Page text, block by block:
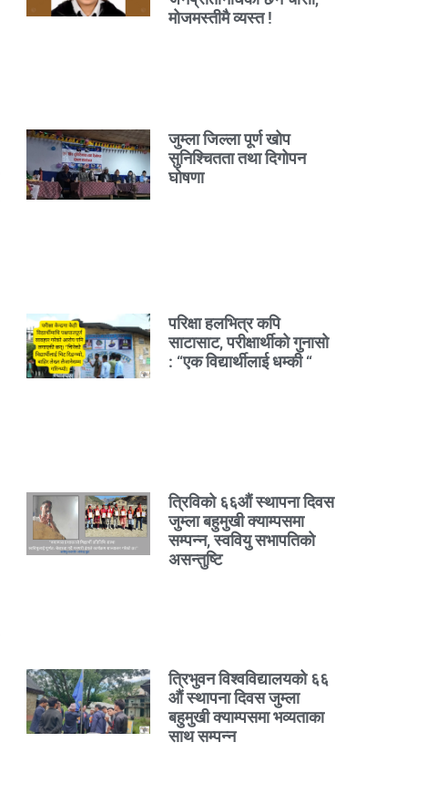
मोजमस्तीमै व्यस्त !
जुम्ला जिल्ला पूर्ण खोप
सुनिश्चितता तथा दिगोपन
घोषणा
परिक्षा हलभित्र कपि
साटासाट, परीक्षार्थीको गुनासो
: “एक विद्यार्थीलाई धम्की “
त्रिविको ६६औं स्थापना दिवस
जुम्ला बहुमुखी क्याम्पसमा
सम्पन्न, स्ववियु सभापतिको
असन्तुष्टि
त्रिभुवन विश्वविद्यालयको ६६
औं स्थापना दिवस जुम्ला
बहुमुखी क्याम्पसमा भव्यताका
साथ सम्पन्न